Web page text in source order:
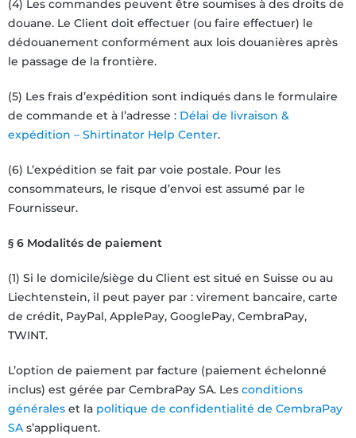
(4) Les commandes peuvent être soumises à des droits de
douane. Le Client doit effectuer (ou faire effectuer) le
dédouanement conformément aux lois douanières après
le passage de la frontière.
(5) Les frais d’expédition sont indiqués dans le formulaire
de commande et à l’adresse : Délai de livraison &
expédition – Shirtinator Help Center.
(6) L’expédition se fait par voie postale. Pour les
consommateurs, le risque d’envoi est assumé par le
Fournisseur.
§ 6 Modalités de paiement
(1) Si le domicile/siège du Client est situé en Suisse ou au
Liechtenstein, il peut payer par : virement bancaire, carte
de crédit, PayPal, ApplePay, GooglePay, CembraPay,
TWINT.
L’option de paiement par facture (paiement échelonné
inclus) est gérée par CembraPay SA. Les conditions
générales et la politique de confidentialité de CembraPay
SA s’appliquent.